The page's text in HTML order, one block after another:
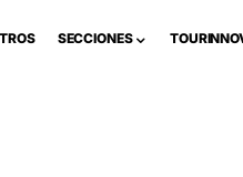
SECCIONES